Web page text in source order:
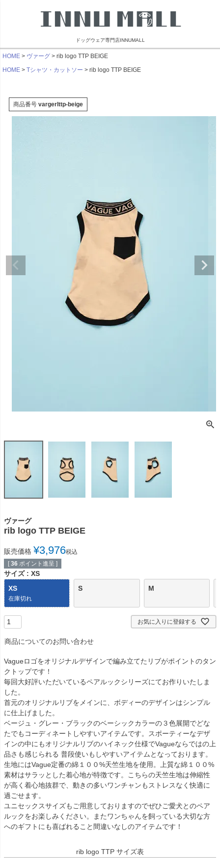
ドッグウェア専門店INNUMALL
HOME ヴァーグ
rib logo TTP BEIGE
HOME
Tシャツ・カットソー rib logo TTP BEIGE
を見る
ビーチェホリック
スーパーベー君 クー
ルプラスタンクトッ
プ GREEN
販売価格
税込
詳細を見る
ライフライク
寝そべりアニマルト
レーナー ゼブラ
販売価格
〜
詳細を見る
〜
詳細を
商品番号 vargerlttp-beige
ヴァーグ
rib logo TTP BEIGE
販売価格 ¥3,976税込
[ 36 ポイント進呈 ]
サイズ
XS
XS
在庫切れ
S M
お気に入りに登録する
商品についてのお問い合わせ
Vagueロゴをオリジナルデザインで編み立てたリブがポイントのタン
クトップです！
毎回大好評いただいているペアルックシリーズにてお作りいたしま
した。
首元のオリジナルリブをメインに、ボディーのデザインはシンプル
に仕上げました。
ベージュ・グレー・ブラックのベーシックカラーの３色展開でどな
たでもコーディネートしやすいアイテムです。スポーティーなデザ
インの中にもオリジナルリブのハイネック仕様でVagueならではの上
品さも感じられる 普段使いもしやすいアイテムとなっております。
生地にはVague定番の綿１００%天竺生地を使用。上質な綿１００%
素材はサラッとした着心地が特徴です。こちらの天竺生地は伸縮性
が高く着心地抜群で、動きの多いワンチャンもストレスなく快適に
過ごせます。
ユニセックスサイズもご用意しておりますのでぜひご愛犬とのペア
ルックをお楽しみください。またワンちゃんを飼っている大切な方
へのギフトにも喜ばれること間違いなしのアイテムです！
rib logo TTP サイズ表